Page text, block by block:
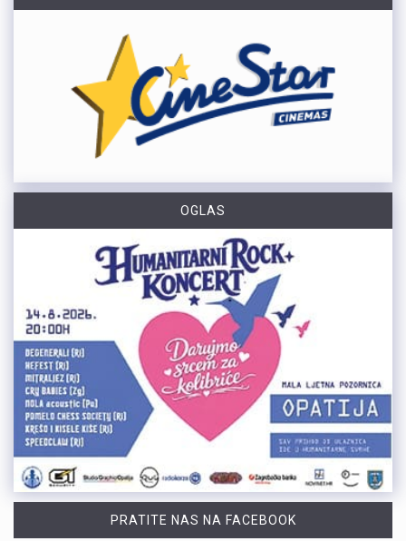
OGLAS
PRATITE NAS NA FACEBOOK